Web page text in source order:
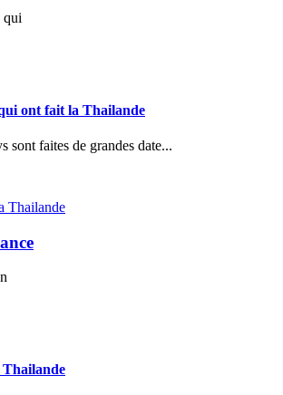
ont fait la Thailande
sont faites de grandes date...
Thailande
Thailande